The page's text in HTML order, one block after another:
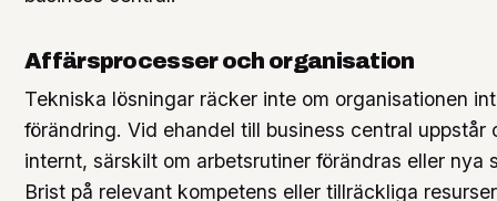
Affärsprocesser och organisation
Tekniska lösningar räcker inte om organisationen
förändring. Vid ehandel till business central uppstår
internt, särskilt om arbetsrutiner förändras eller nya
Brist på relevant kompetens eller tillräckliga